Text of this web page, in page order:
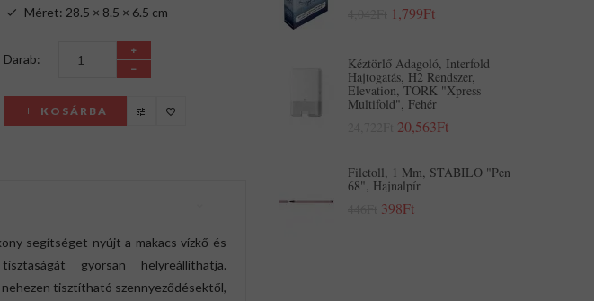
Méret: 28.5 × 8.5 × 6.5 cm
Darab:
KOSÁRBA
segítséget nyújt a makacs vízkő és
gyorsan helyreállíthatja.
tisztítható szennyeződésektől,
1,799Ft
Kéztörlő Adagoló, Interfold
Hajtogatás, H2 Rendszer,
Elevation, TORK "Xpress
Multifold", Fehér
20,563Ft
Filctoll, 1 Mm, STABILO "Pen
68", Hajnalpír
398Ft